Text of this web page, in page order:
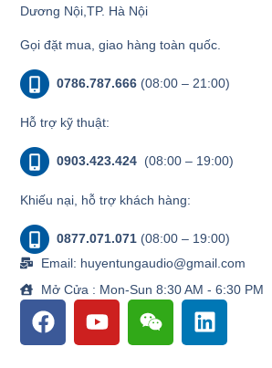
Dương Nội,TP. Hà Nội
Gọi đặt mua, giao hàng toàn quốc.
0786.787.666 (08:00 – 21:00)
Hỗ trợ kỹ thuật:
0903.423.424 (08:00 – 19:00)
Khiếu nại, hỗ trợ khách hàng:
0877.071.071 (08:00 – 19:00)
Email: huyentungaudio@gmail.com
Mở Cửa : Mon-Sun 8:30 AM - 6:30 PM